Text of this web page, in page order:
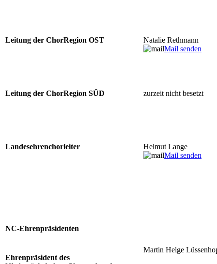
Leitung der ChorRegion OST
Natalie Rethmann
Mail senden
Leitung der ChorRegion SÜD zurzeit nicht besetzt
Landesehrenchorleiter
Helmut Lange
Mail senden
NC-Ehrenpräsidenten
Ehrenpräsident des
Martin Helge